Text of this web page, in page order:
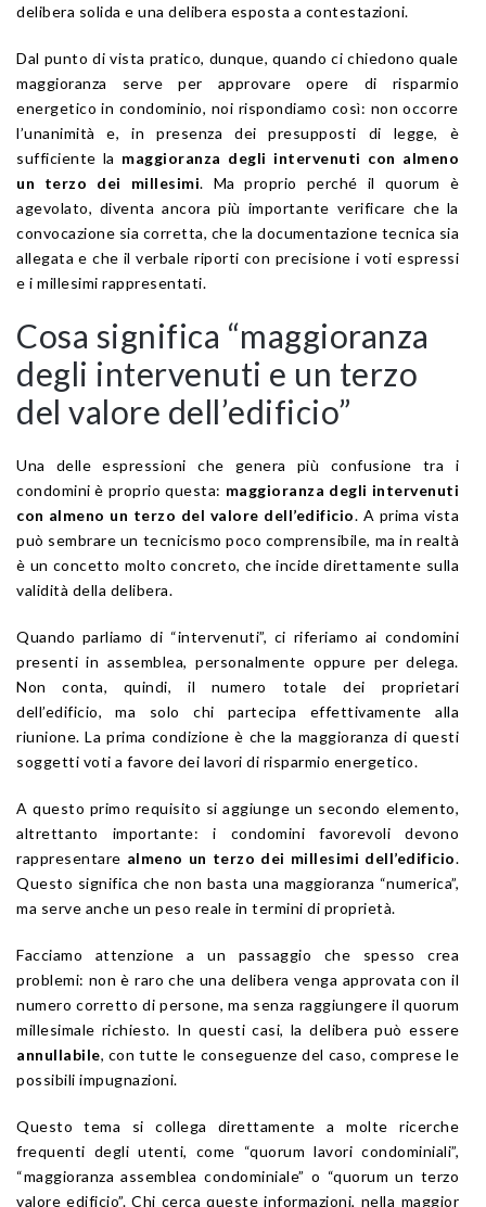
delibera solida e una delibera esposta a contestazioni.
Dal punto di vista pratico, dunque, quando ci chiedono quale
maggioranza serve per approvare opere di risparmio
energetico in condominio, noi rispondiamo così: non occorre
l’unanimità e, in presenza dei presupposti di legge, è
sufficiente la maggioranza degli intervenuti con almeno
un terzo dei millesimi. Ma proprio perché il quorum è
agevolato, diventa ancora più importante verificare che la
convocazione sia corretta, che la documentazione tecnica sia
allegata e che il verbale riporti con precisione i voti espressi
e i millesimi rappresentati.
Cosa significa “maggioranza
degli intervenuti e un terzo
del valore dell’edificio”
Una delle espressioni che genera più confusione tra i
condomini è proprio questa: maggioranza degli intervenuti
con almeno un terzo del valore dell’edificio. A prima vista
può sembrare un tecnicismo poco comprensibile, ma in realtà
è un concetto molto concreto, che incide direttamente sulla
validità della delibera.
Quando parliamo di “intervenuti”, ci riferiamo ai condomini
presenti in assemblea, personalmente oppure per delega.
Non conta, quindi, il numero totale dei proprietari
dell’edificio, ma solo chi partecipa effettivamente alla
riunione. La prima condizione è che la maggioranza di questi
soggetti voti a favore dei lavori di risparmio energetico.
A questo primo requisito si aggiunge un secondo elemento,
altrettanto importante: i condomini favorevoli devono
rappresentare almeno un terzo dei millesimi dell’edificio.
Questo significa che non basta una maggioranza “numerica”,
ma serve anche un peso reale in termini di proprietà.
Facciamo attenzione a un passaggio che spesso crea
problemi: non è raro che una delibera venga approvata con il
numero corretto di persone, ma senza raggiungere il quorum
millesimale richiesto. In questi casi, la delibera può essere
annullabile, con tutte le conseguenze del caso, comprese le
possibili impugnazioni.
Questo tema si collega direttamente a molte ricerche
frequenti degli utenti, come “quorum lavori condominiali”,
“maggioranza assemblea condominiale” o “quorum un terzo
valore edificio”. Chi cerca queste informazioni, nella maggior